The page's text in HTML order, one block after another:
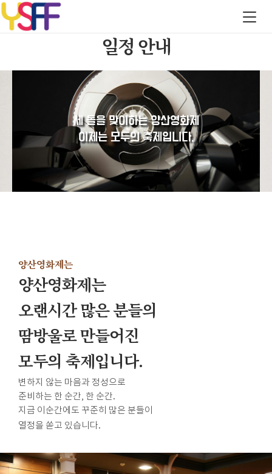
일정 안내
세 돌을 맞이하는 양산영화제
이제는 모두의 축제입니다.
양산영화제는
양산영화제는
오랜시간 많은 분들의
땀방울로 만들어진
모두의 축제입니다.
변하지 않는 마음과 정성으로
준비하는 한 순간, 한 순간.
지금 이순간에도 꾸준히 많은 분들이
열정을 쏟고 있습니다.